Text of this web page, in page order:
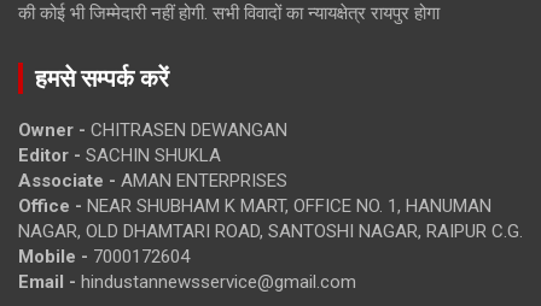
की कोई भी जिम्मेदारी नहीं होगी. सभी विवादों का न्यायक्षेत्र रायपुर होगा
हमसे सम्पर्क करें
Owner - CHITRASEN DEWANGAN
Editor - SACHIN SHUKLA
Associate - AMAN ENTERPRISES
Office - NEAR SHUBHAM K MART, OFFICE NO. 1, HANUMAN
NAGAR, OLD DHAMTARI ROAD, SANTOSHI NAGAR, RAIPUR C.G.
Mobile - 7000172604
Email - hindustannewsservice@gmail.com